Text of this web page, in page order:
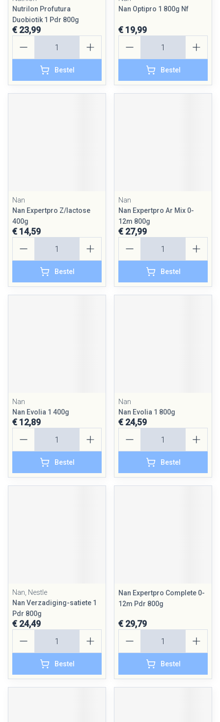
Nutrilon Profutura
Duobiotik 1 Pdr 800g
€ 23,99
Bestel
Nan Optipro 1 800g Nf
€ 19,99
Bestel
Nan
Nan Expertpro Z/lactose
400g
€ 14,59
Bestel
Nan
Nan Expertpro Ar Mix 0-
12m 800g
€ 27,99
Bestel
Nan
Nan Evolia 1 400g
€ 12,89
Bestel
Nan
Nan Evolia 1 800g
€ 24,59
Bestel
Nan, Nestle
Nan Verzadiging-satiete 1
Pdr 800g
€ 24,49
Bestel
Nan Expertpro Complete 0-
12m Pdr 800g
€ 29,79
Bestel